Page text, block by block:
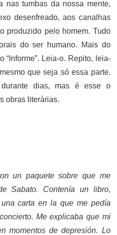
nas tumbas da nossa mente,
desenfreado, aos canalhas
produzido pelo homem. Tudo
do ser humano. Mais do
“Informe”. Leia-o. Repito, leia-
que seja só essa parte.
dias, mas é esse o
obras literárias.
un paquete sobre que me
Sabato. Contenía un libro,
carta en la que me pedía
Me explicaba que mi
momentos de depresión. Lo